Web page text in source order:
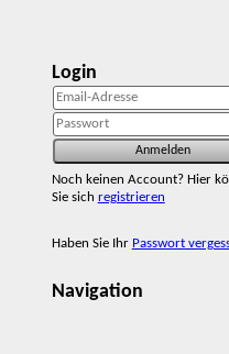
Login
Noch keinen Account? Hier
Sie sich registrieren
Haben Sie Ihr Passwort
Navigation